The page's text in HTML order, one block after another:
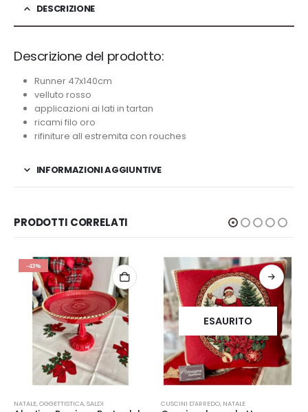
DESCRIZIONE
Descrizione del prodotto:
Runner 47x140cm
velluto rosso
applicazioni ai lati in tartan
ricami filo oro
rifiniture all estremita con rouches
INFORMAZIONI AGGIUNTIVE
PRODOTTI CORRELATI
-43%
NATALE,OGGETTISTICA,SALDI
ESAURITO
CUSCINI D'ARREDO, NATALE